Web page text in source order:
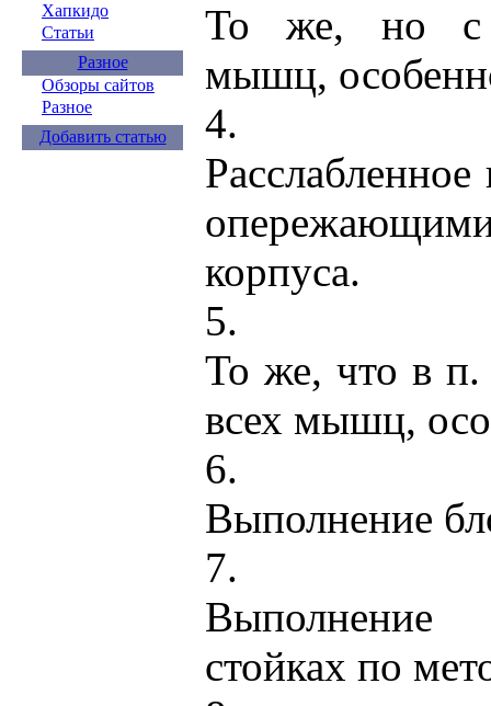
Хапкидо
Статьи
Разное
Обзоры сайтов
Разное
Добавить статью
То же, но с
мышц,
4.
корпуса.
5.
То же, что в
всех мышц,
6.
Выполнение
7.
стойках по